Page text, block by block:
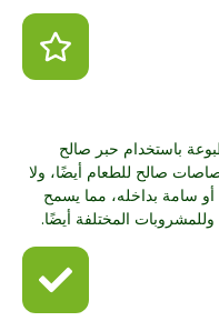
باستخدام حبر صالح
صالح للطعام أيضًا، ولا
سامة بداخله، مما يسمح
المختلفة أيضًا.